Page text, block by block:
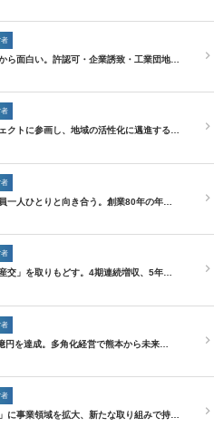
者
ら面白い。許認可・企業誘致・工業団地…
者
クトに参画し、地域の活性化に邁進する…
者
一人ひとりと向き合う。創業80年の年…
者
交」を取りもどす。4期連続増収、5年…
者
円を達成。多角化経営で熊本から未来…
者
に事業領域を拡大、新たな取り組みで持…